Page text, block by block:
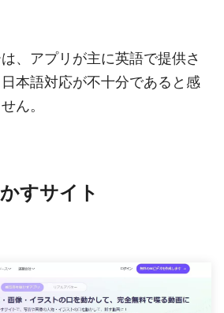
、アプリが主に英語で提供さ
本語対応が不十分であると感
ん。
すサイト